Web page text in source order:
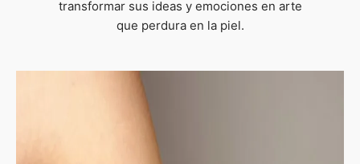
transformar sus ideas y emociones en arte
que perdura en la piel.